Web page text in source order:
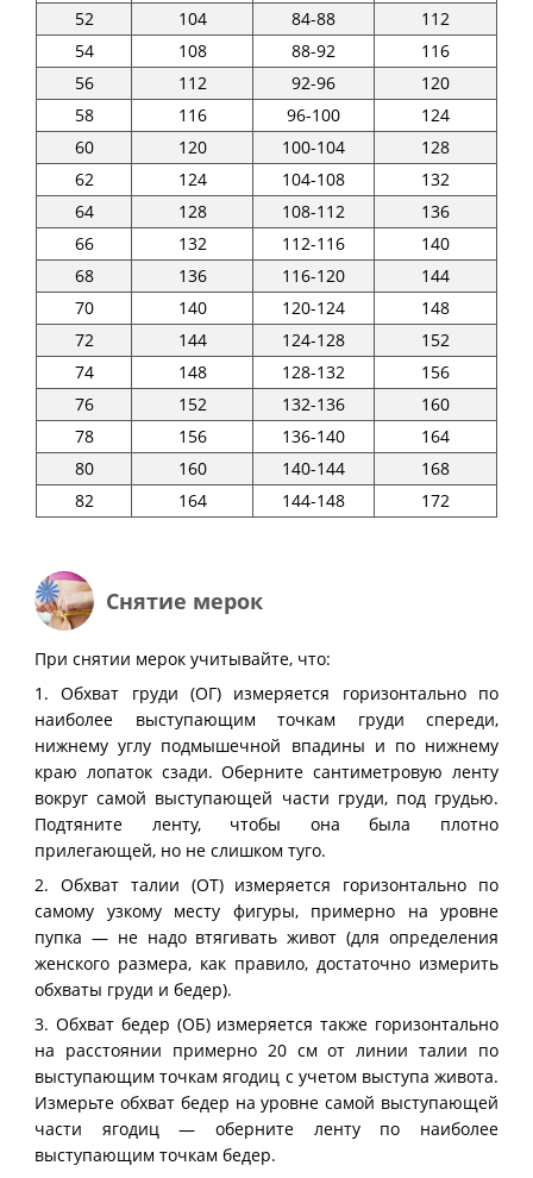
52
104 84-88
112
54
108 88-92
116
56
112 92-96
120
58
116 96-100
124
60
120 100-104
128
62
124 104-108
132
64
128 108-112
136
66
132 112-116
140
68
136 116-120
144
70
140 120-124
148
72
144 124-128
152
74
148 128-132
156
76
152 132-136
160
78
156 136-140
164
80
160 140-144
168
82
164 144-148 172
Снятие мерок
При снятии мерок учитывайте, что:
1. Обхват груди (ОГ) измеряется горизонтально по
наиболее выступающим точкам груди спереди,
нижнему углу подмышечной впадины и по нижнему
краю лопаток сзади. Оберните сантиметровую ленту
вокруг самой выступающей части груди, под грудью.
Подтяните ленту, чтобы она была плотно
прилегающей, но не слишком туго.
2. Обхват талии (ОТ) измеряется горизонтально по
самому узкому месту фигуры, примерно на уровне
пупка — не надо втягивать живот (для определения
женского размера, как правило, достаточно измерить
обхваты груди и бедер).
3. Обхват бедер (ОБ) измеряется также горизонтально
на расстоянии примерно 20 см от линии талии по
выступающим точкам ягодиц с учетом выступа живота.
Измерьте обхват бедер на уровне самой выступающей
части ягодиц — оберните ленту по наиболее
выступающим точкам бедер.